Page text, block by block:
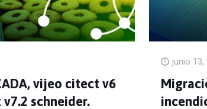
vijeo citect v6
schneider.
junio 13,